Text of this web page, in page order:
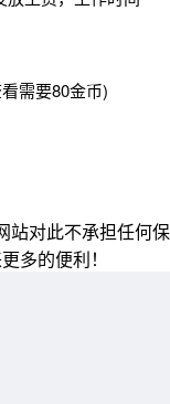
需要80金币)
站对此不承担任何保
多的便利！